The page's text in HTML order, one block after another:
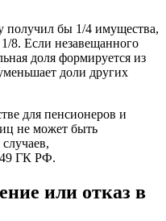
получил бы 1/4 имущества,
1/8. Если незавещанного
доля формируется из
доли других
для пенсионеров и
не может быть
ГК РФ.
или отказ в